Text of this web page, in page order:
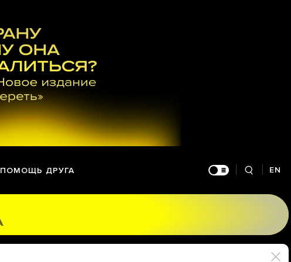
ПОМОЩЬ ДРУГА EN